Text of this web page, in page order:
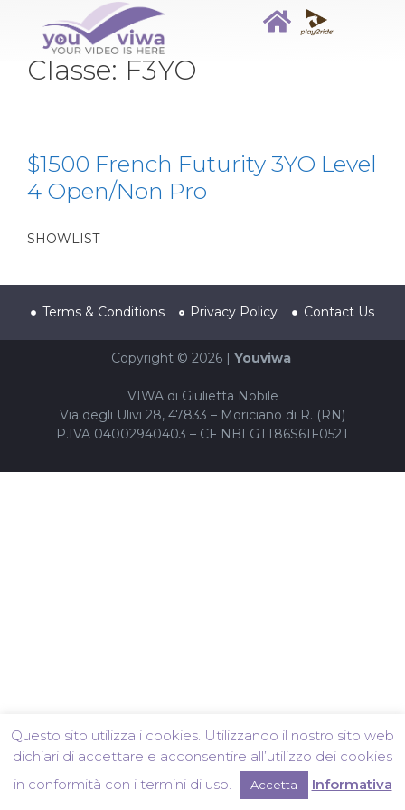
Classe: F3YO
$1500 French Futurity 3YO Level
4 Open/Non Pro
SHOWLIST
Terms & Conditions Privacy Policy Contact Us
Copyright © 2026 | Youviwa
VIWA di Giulietta Nobile
Via degli Ulivi 28, 47833 – Moriciano di R. (RN)
P.IVA 04002940403 – CF NBLGTT86S61F052T
Questo sito utilizza i cookies. Utilizzando il nostro sito web
dichiari di accettare e acconsentire all’utilizzo dei cookies
in conformità con i termini di uso.
Accetta Informativa